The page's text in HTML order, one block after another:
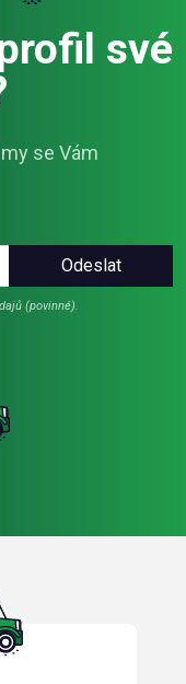
své
se Vám
Odeslat
(povinné).